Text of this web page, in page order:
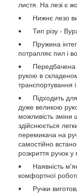
листя. На лезі є
Нижнє лезо
Тип різу -
Пружина
потрапляє пил і
Передбачена
рукою в
транспортування і
Підходить
дуже великою
можливість
здійснюється
перемикача на
самостійно
розкриття ручок у
Наявність
комфортної
Ручки